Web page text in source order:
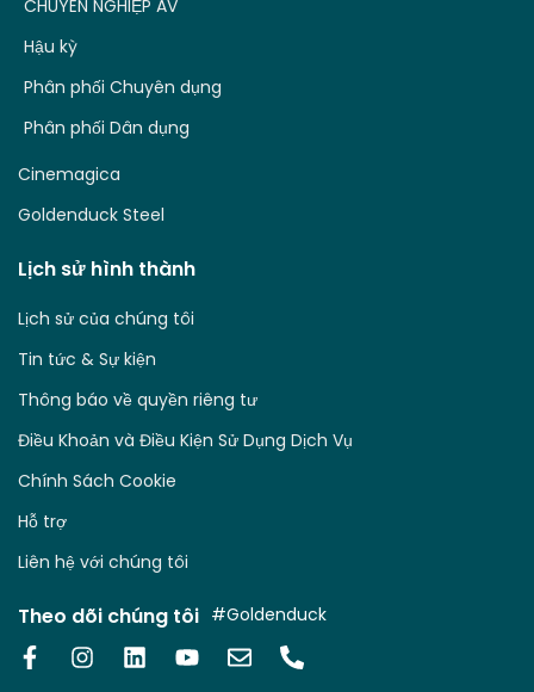
Phân phối Dân dụng
Phân phối Chuyên dụng
Hậu kỳ
CHUYÊN NGHIỆP AV
Cinemagica
Goldenduck Steel
Lịch sử hình thành
Lịch sử của chúng tôi
Tin tức & Sự kiện
Thông báo về quyền riêng tư
Điều Khoản và Điều Kiện Sử Dụng Dịch Vụ
Chính Sách Cookie
Hỗ trợ
Liên hệ với chúng tôi
Theo dõi chúng tôi #Goldenduck